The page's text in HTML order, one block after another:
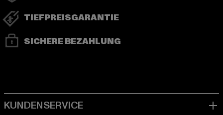
TIEFPREISGARANTIE
SICHERE BEZAHLUNG